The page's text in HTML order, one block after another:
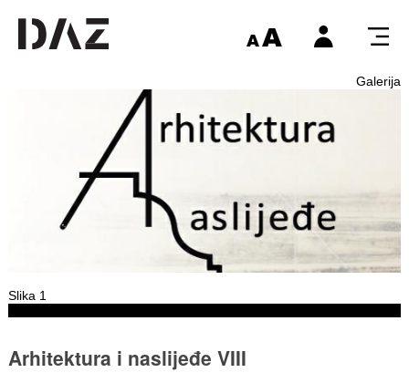
Galerija
Slika 1
Arhitektura i naslijeđe VIII